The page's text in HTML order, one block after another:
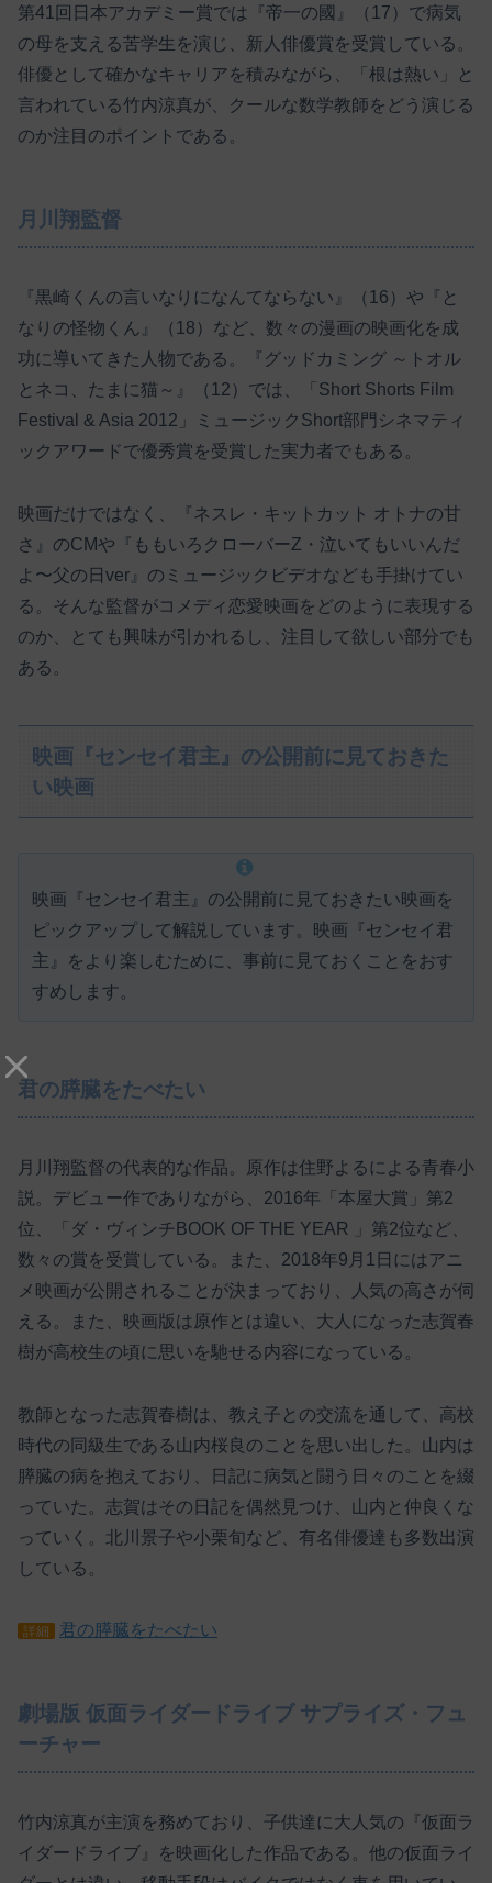
第41回日本アカデミー賞では『帝一の國』（17）で病気
の母を支える苦学生を演じ、新人俳優賞を受賞している。
俳優として確かなキャリアを積みながら、「根は熱い」と
言われている竹内涼真が、クールな数学教師をどう演じる
のか注目のポイントである。
月川翔監督
『黒崎くんの言いなりになんてならない』（16）や『と
なりの怪物くん』（18）など、数々の漫画の映画化を成
功に導いてきた人物である。『グッドカミング ～トオル
とネコ、たまに猫～』（12）では、「Short Shorts Film
Festival & Asia 2012」ミュージックShort部門シネマティ
ックアワードで優秀賞を受賞した実力者でもある。
映画だけではなく、『ネスレ・キットカット オトナの甘
さ』のCMや『ももいろクローバーZ・泣いてもいいんだ
よ〜父の日ver』のミュージックビデオなども手掛けてい
る。そんな監督がコメディ恋愛映画をどのように表現する
のか、とても興味が引かれるし、注目して欲しい部分でも
ある。
映画『センセイ君主』の公開前に見ておきた
い映画
映画『センセイ君主』の公開前に見ておきたい映画を
ピックアップして解説しています。映画『センセイ君
主』をより楽しむために、事前に見ておくことをおす
すめします。
君の膵臓をたべたい
月川翔監督の代表的な作品。原作は住野よるによる青春小
説。デビュー作でありながら、2016年「本屋大賞」第2
位、「ダ・ヴィンチBOOK OF THE YEAR 」第2位など、
数々の賞を受賞している。また、2018年9月1日にはアニ
メ映画が公開されることが決まっており、人気の高さが伺
える。また、映画版は原作とは違い、大人になった志賀春
樹が高校生の頃に思いを馳せる内容になっている。
教師となった志賀春樹は、教え子との交流を通して、高校
時代の同級生である山内桜良のことを思い出した。山内は
膵臓の病を抱えており、日記に病気と闘う日々のことを綴
っていた。志賀はその日記を偶然見つけ、山内と仲良くな
っていく。北川景子や小栗旬など、有名俳優達も多数出演
している。
詳細 君の膵臓をたべたい
劇場版 仮面ライダードライブ サプライズ・フュ
ーチャー
竹内涼真が主演を務めており、子供達に大人気の『仮面ラ
イダードライブ』を映画化した作品である。他の仮面ライ